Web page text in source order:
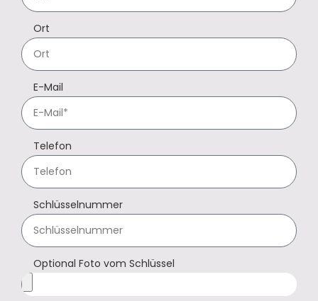
Ort
E-Mail
Telefon
Schlüsselnummer
Optional Foto vom Schlüssel